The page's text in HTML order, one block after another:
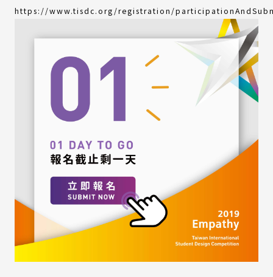
https://www.tisdc.org/registration/